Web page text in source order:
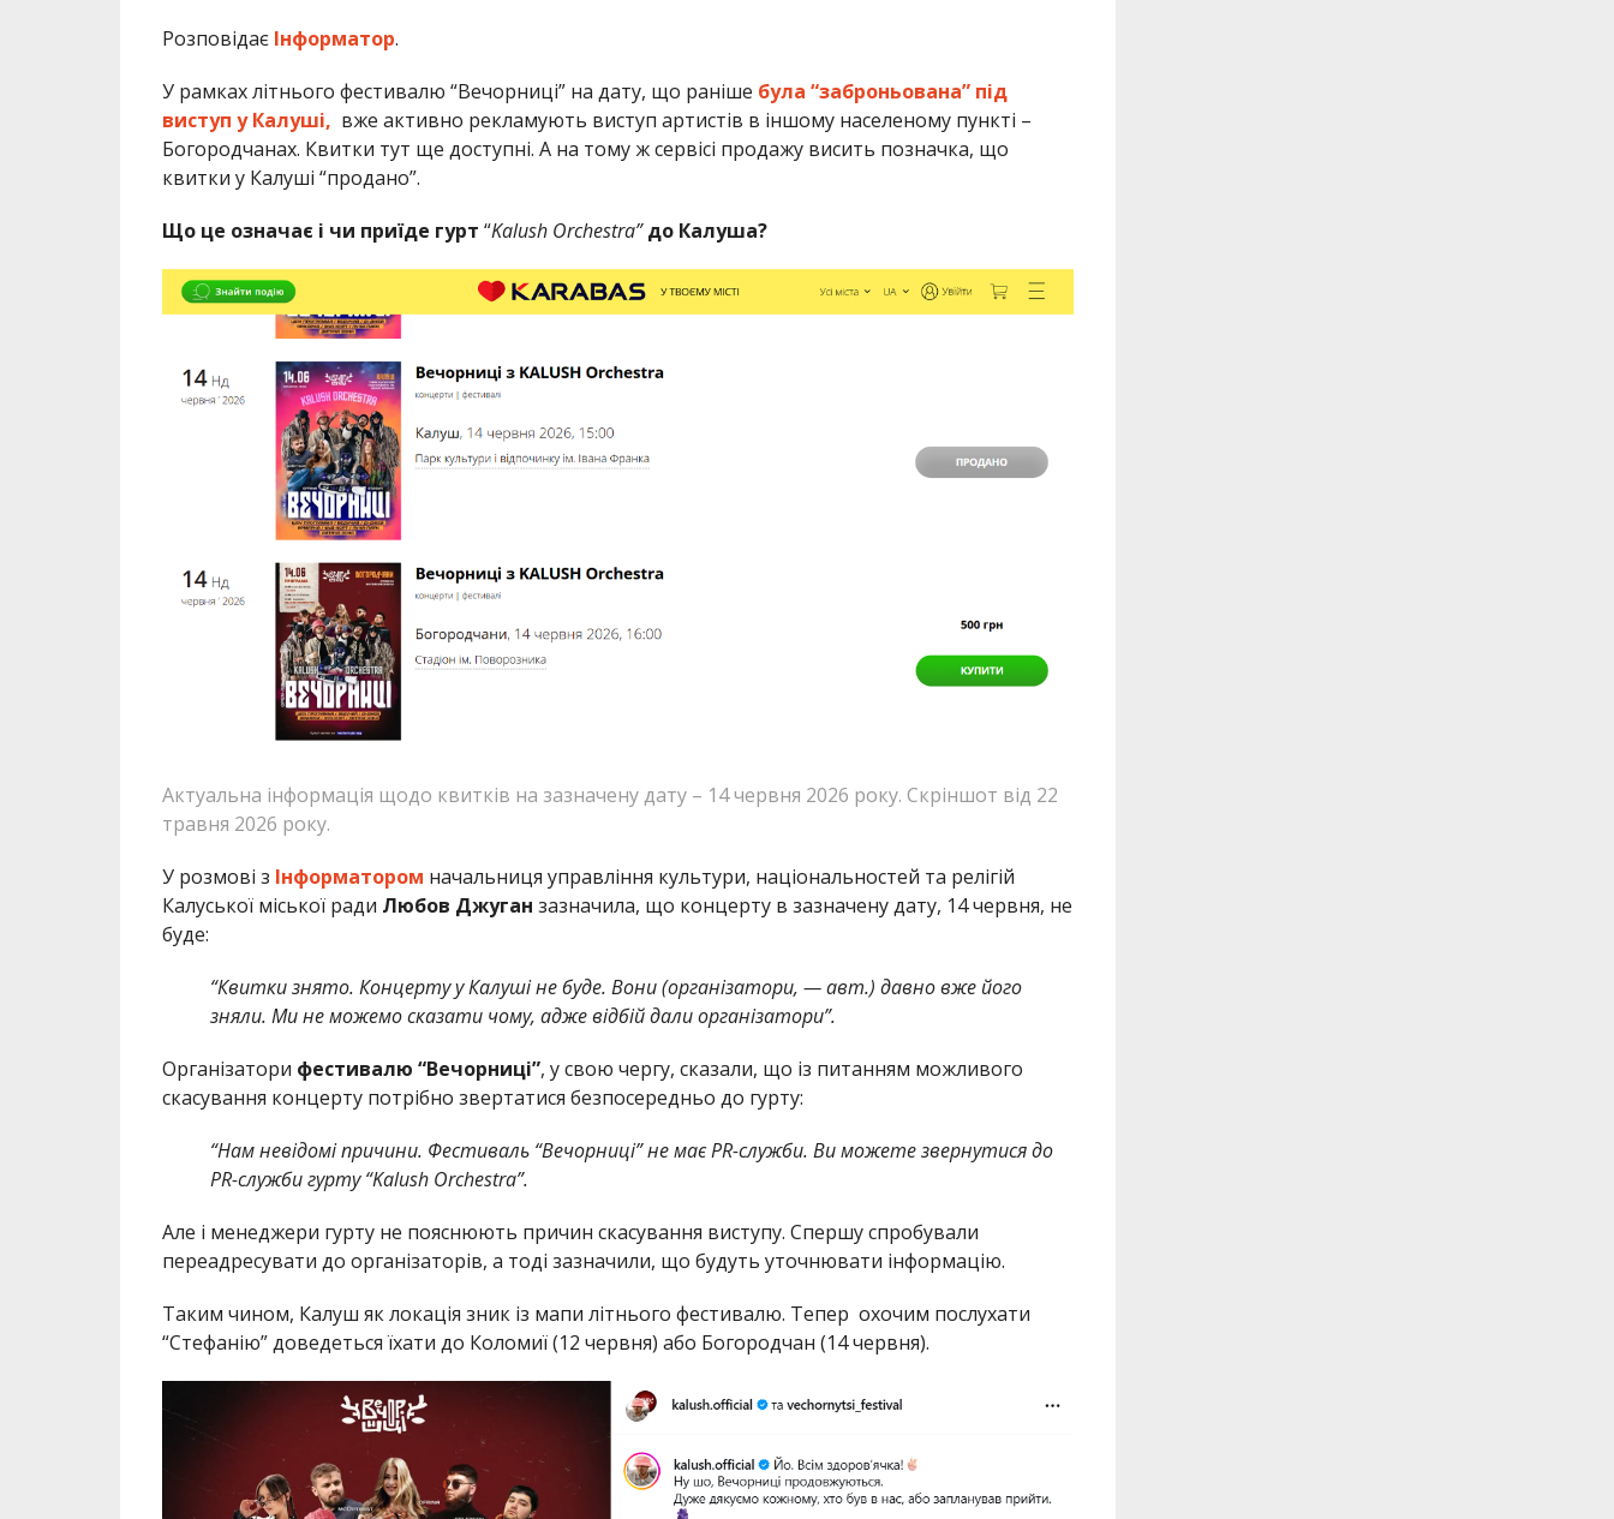
Розповідає Інформатор.
У рамках літнього фестивалю “Вечорниці” на дату, що раніше була “заброньована” під
виступ у Калуші, вже активно рекламують виступ артистів в іншому населеному пункті –
Богородчанах. Квитки тут ще доступні. А на тому ж сервісі продажу висить позначка, що
квитки у Калуші “продано”.
Що це означає і чи приїде гурт “Kalush Orchestra”до Калуша?
Актуальна інформація щодо квитків на зазначену дату – 14 червня 2026 року. Скріншот від 22
травня 2026 року.
У розмові з Інформатором начальниця управління культури, національностей та релігій
Калуської міської ради Любов Джуган зазначила, що концерту в зазначену дату, 14 червня, не
буде:
“Квитки знято. Концерту у Калуші не буде. Вони (організатори, — авт.) давно вже його
зняли. Ми не можемо сказати чому, адже відбій дали організатори”.
Організатори фестивалю “Вечорниці”, у свою чергу, сказали, що із питанням можливого
скасування концерту потрібно звертатися безпосередньо до гурту:
“Нам невідомі причини. Фестиваль “Вечорниці” не має PR-служби. Ви можете звернутися до
PR-служби гурту “Kalush Orchestra”.
Але і менеджери гурту не пояснюють причин скасування виступу. Спершу спробували
переадресувати до організаторів, а тоді зазначили, що будуть уточнювати інформацію.
Таким чином, Калуш як локація зник із мапи літнього фестивалю. Тепер охочим послухати
“Стефанію” доведеться їхати до Коломиї (12 червня) або Богородчан (14 червня).